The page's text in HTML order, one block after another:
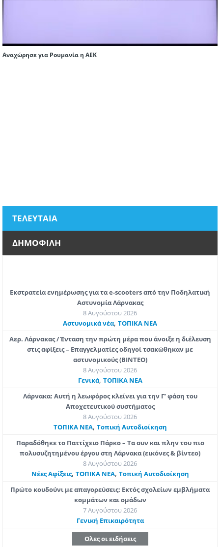
Αναχώρησε για Ρουμανία η ΑΕΚ
ΤΕΛΕΥΤΑΙΑ
ΔΗΜΟΦΙΛΗ
Εκστρατεία ενημέρωσης για τα e-scooters από την Ποδηλατική
Αστυνομία Λάρνακας
8 Αυγούστου 2026
Aστυνομικά νέα, ΤΟΠΙΚΑ ΝΕΑ
Αερ. Λάρνακας / Ένταση την πρώτη μέρα που άνοιξε η διέλευση
στις αφίξεις – Επαγγελματίες οδηγοί τσακώθηκαν με
αστυνομικούς (ΒΙΝΤΕΟ)
8 Αυγούστου 2026
Γενικά, ΤΟΠΙΚΑ ΝΕΑ
Λάρνακα: Αυτή η λεωφόρος κλείνει για την Γ’ φάση του
Αποχετευτικού συστήματος
8 Αυγούστου 2026
ΤΟΠΙΚΑ ΝΕΑ, Τοπική Αυτοδιοίκηση
Παραδόθηκε το Παττίχειο Πάρκο – Τα συν και πλην του πιο
πολυσυζητημένου έργου στη Λάρνακα (εικόνες & βίντεο)
8 Αυγούστου 2026
Νέες Αφίξεις, ΤΟΠΙΚΑ ΝΕΑ, Τοπική Αυτοδιοίκηση
Πρώτο κουδούνι με απαγορεύσεις: Εκτός σχολείων εμβλήματα
κομμάτων και ομάδων
7 Αυγούστου 2026
Γενική Επικαιρότητα
Ολες οι ειδήσεις